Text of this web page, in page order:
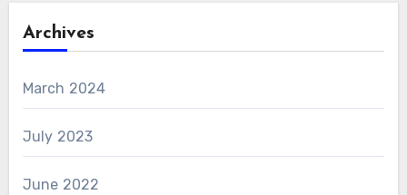
Archives
March 2024
July 2023
June 2022